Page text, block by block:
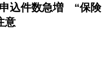
込件数急増 “保険
意